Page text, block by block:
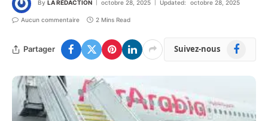
By LA RÉDACTION octobre 28, 2025 Updated: octobre 28, 2025
Aucun commentaire 2 Mins Read
Partager Suivez-nous Facebook